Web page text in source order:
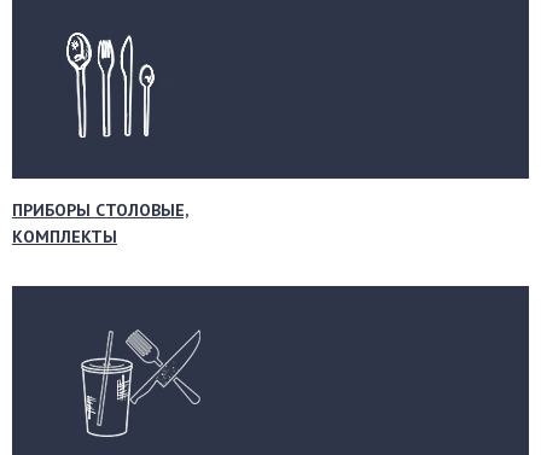
ПРИБОРЫ СТОЛОВЫЕ,
КОМПЛЕКТЫ